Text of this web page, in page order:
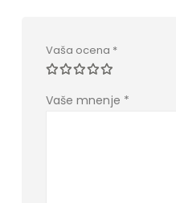
Vaša ocena *
Vaše mnenje *